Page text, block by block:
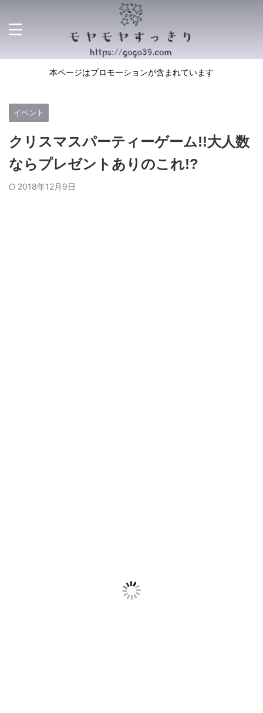
本ページはプロモーションが含まれています
イベント
クリスマスパーティーゲーム!!大人数
ならプレゼントありのこれ!?
2018年12月9日